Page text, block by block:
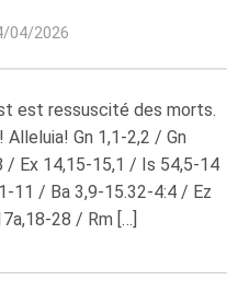
04/2026
est ressuscité des morts.
Alleluia! Gn 1,1-2,2 / Gn
/ Ex 14,15-15,1 / Is 54,5-14
11 / Ba 3,9-15.32-4:4 / Ez
28 / Rm […]